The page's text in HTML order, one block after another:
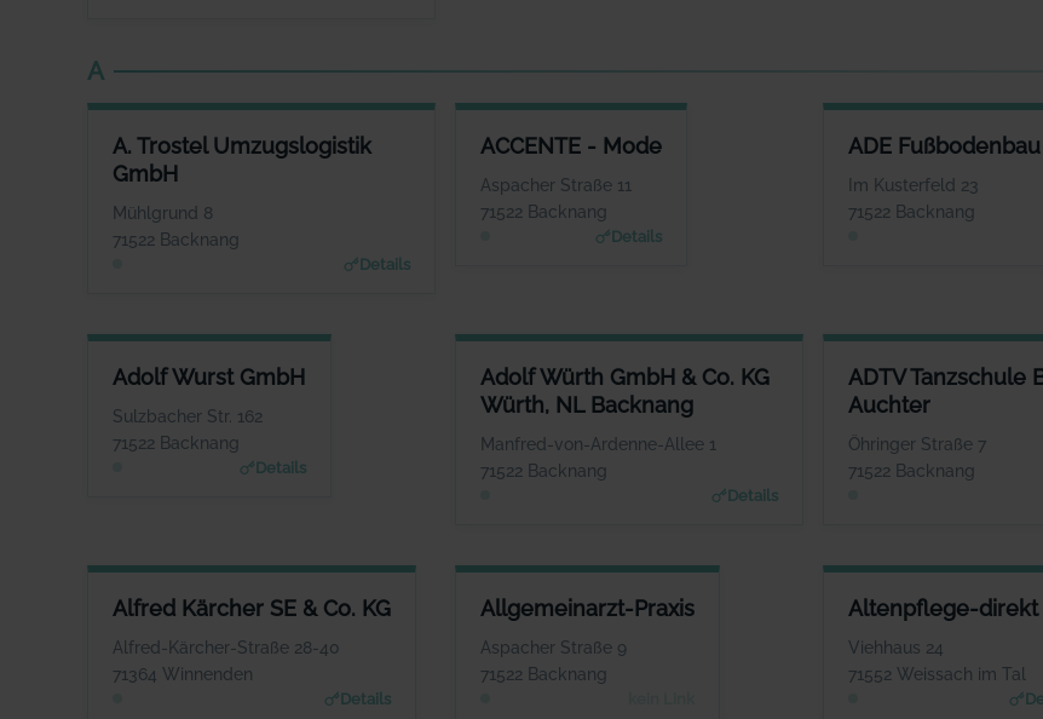
A
A. Trostel Umzugslogistik
GmbH
Mühlgrund 8
71522 Backnang
Details
A. TROSTEL UMZUGSLOGISTIK GMBH
ANSPRECHPARTNER
ACCENTE - Mode
Aspacher Straße 11
71522 Backnang
Details
ACCENTE - MODE
Frau Sigrid Göttlich
www.accente-mode.com
ADE
Im Kusterfeld 23
71522 Backnang
ADE FUSSBODENBAU
Frau Silke
www.adegmbh.de
Adolf Wurst GmbH
Sulzbacher Str. 162
71522 Backnang
Details
ADOLF WURST GMBH
Herr Mario Bay
www.badforumbacknang.de
Adolf Würth GmbH & Co. KG
Würth, NL Backnang
Manfred-von-Ardenne-Allee 1
71522 Backnang
Details
ADOLF WÜRTH GMBH & CO. KG WÜRTH, NL BACKNANG
ANSPRECHPARTNER
Würth
WEBSITE
www.wuerth.com
ADTV Tanzschule
Auchter
Öhringer Straße 7
71522 Backnang
ADTV TANZSCHULE
Alfred Kärcher SE & Co. KG
Alfred-Kärcher-Straße 28-40
71364 Winnenden
Details
ALFRED KÄRCHER SE & CO. KG
Herr Hartmut Jenner
www.de.kaercher.com
Allgemeinarzt-Praxis
Aspacher Straße 9
71522 Backnang
ALLGEMEINARZT-PRAXIS
Frau Susanne Thies-Tenschert
Keine Website hinterlegt
Altenpflege-direkt
Viehhaus 24
71552 Weissach im Tal
ALTENPFLEGE-
Frau Krisztina
www.altenpflege-